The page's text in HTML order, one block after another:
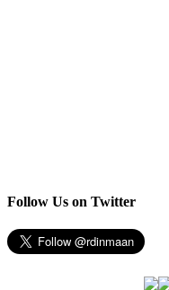
Follow Us on Twitter